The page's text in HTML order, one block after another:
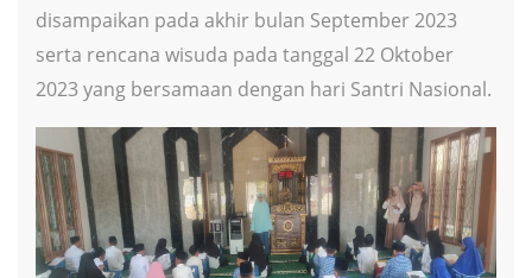
disampaikan pada akhir bulan September 2023
serta rencana wisuda pada tanggal 22 Oktober
2023 yang bersamaan dengan hari Santri Nasional.